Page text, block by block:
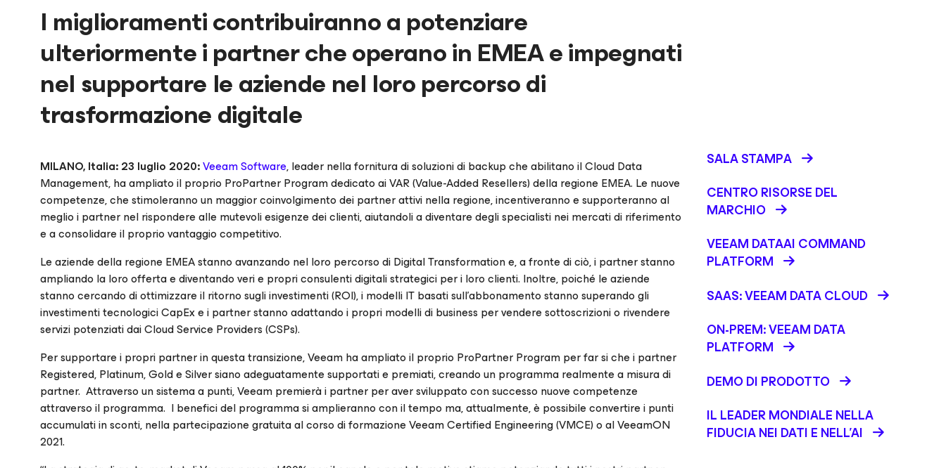
I miglioramenti contribuiranno a potenziare
ulteriormente i partner che operano in EMEA e impegnati
nel supportare le aziende nel loro percorso di
trasformazione digitale
MILANO, Italia: 23 luglio 2020:Veeam Software, leader nella fornitura di soluzioni di backup che abilitano il Cloud Data
Management, ha ampliato il proprio ProPartner Program dedicato ai VAR (Value-Added Resellers) della regione EMEA. Le nuove
competenze, che stimoleranno un maggior coinvolgimento dei partner attivi nella regione, incentiveranno e supporteranno al
meglio i partner nel rispondere alle mutevoli esigenze dei clienti, aiutandoli a diventare degli specialisti nei mercati di riferimento
e a consolidare il proprio vantaggio competitivo.
Le aziende della regione EMEA stanno avanzando nel loro percorso di Digital Transformation e, a fronte di ciò, i partner stanno
ampliando la loro offerta e diventando veri e propri consulenti digitali strategici per i loro clienti. Inoltre, poiché le aziende
stanno cercando di ottimizzare il ritorno sugli investimenti (ROI), i modelli IT basati sull’abbonamento stanno superando gli
investimenti tecnologici CapEx e i partner stanno adattando i propri modelli di business per vendere sottoscrizioni o rivendere
servizi potenziati dai Cloud Service Providers (CSPs).
Per supportare i propri partner in questa transizione, Veeam ha ampliato il proprio ProPartner Program per far si che i partner
Registered, Platinum, Gold e Silver siano adeguatamente supportati e premiati, creando un programma realmente a misura di
partner. Attraverso un sistema a punti, Veeam premierà i partner per aver sviluppato con successo nuove competenze
attraverso il programma. I benefici del programma si amplieranno con il tempo ma, attualmente, è possibile convertire i punti
accumulati in sconti, nella partecipazione gratuita al corso di formazione Veeam Certified Engineering (VMCE) o al VeeamON
2021.
SALA STAMPA
CENTRO RISORSE DEL
MARCHIO
VEEAM DATAAI COMMAND
PLATFORM
SAAS: VEEAM DATA CLOUD
ON-PREM: VEEAM DATA
PLATFORM
DEMO DI PRODOTTO
IL LEADER MONDIALE NELLA
FIDUCIA NEI DATI E NELL’AI